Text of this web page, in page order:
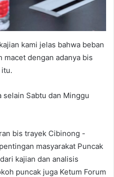
kami jelas bahwa beban
macet dengan adanya bis
selain Sabtu dan Minggu
bis trayek Cibinong -
masyarakat Puncak
kajian dan analisis
puncak juga Ketum Forum